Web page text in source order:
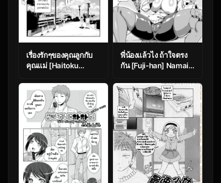
เรื่องรักๆของคุณลูกกับ
คุณแม่ [Haitoku
san no Shousai
~Shimin Pool Hen~|
Oh! Mother’s
Particulars ~Public
Swimming Pool~
พี่น้องแล้วไง ถ้าใจตรง
กัน [Fuji-han] Namaiki
Daisakusen (COMIC
BAVEL 2019-08)